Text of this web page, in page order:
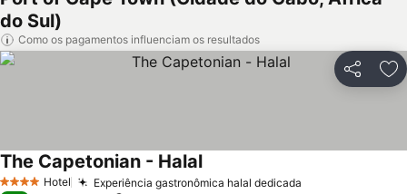
do Sul)
Como os pagamentos influenciam os resultados
Partilhar
4 EstrelasHotel Experiência gastronômica halal dedicada
The Capetonian - Halal